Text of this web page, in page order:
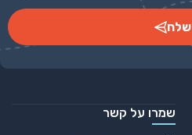
שלח
שמרו על קשר